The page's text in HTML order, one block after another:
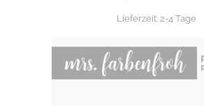
Lieferzeit: 2-4 Tage